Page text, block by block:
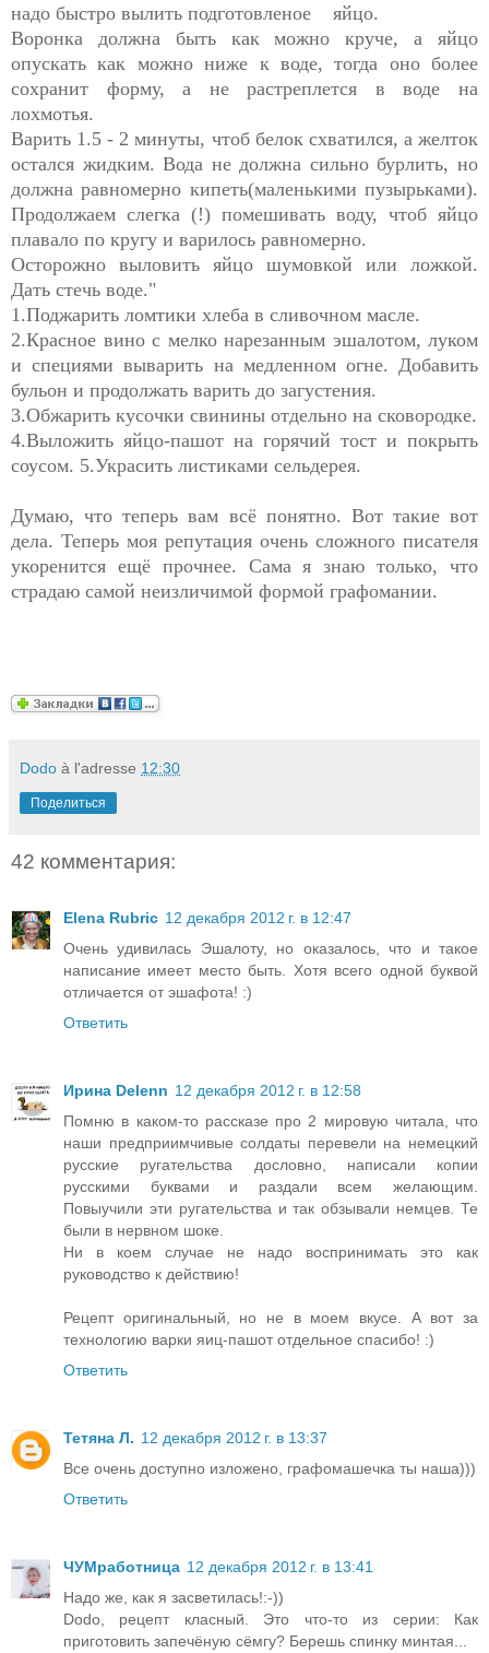
надо быстро вылить подготовленое яйцо.
Воронка должна быть как можно круче, а яйцо
опускать как можно ниже к воде, тогда оно более
сохранит форму, а не растреплется в воде на
лохмотья.
Варить 1.5 - 2 минуты, чтоб белок схватился, а желток
остался жидким. Вода не должна сильно бурлить, но
должна равномерно кипеть(маленькими пузырьками).
Продолжаем слегка (!) помешивать воду, чтоб яйцо
плавало по кругу и варилось равномерно.
Осторожно выловить яйцо шумовкой или ложкой.
Дать стечь воде."
1.Поджарить ломтики хлеба в сливочном масле.
2.Красное вино с мелко нарезанным эшалотом, луком
и специями выварить на медленном огне. Добавить
бульон и продолжать варить до загустения.
3.Обжарить кусочки свинины отдельно на сковородке.
4.Выложить яйцо-пашот на горячий тост и покрыть
соусом. 5.Украсить листиками сельдерея.
Думаю, что теперь вам всё понятно. Вот такие вот
дела. Теперь моя репутация очень сложного писателя
укоренится ещё прочнее. Сама я знаю только, что
страдаю самой неизличимой формой графомании.
Dodo à l'adresse 12:30
Поделиться
42 комментария:
Elena Rubric 12 декабря 2012 г. в 12:47
Очень удивилась Эшалоту, но оказалось, что и такое
написание имеет место быть. Хотя всего одной буквой
отличается от эшафота! :)
Ответить
Ирина Delenn 12 декабря 2012 г. в 12:58
Помню в каком-то рассказе про 2 мировую читала, что
наши предприимчивые солдаты перевели на немецкий
русские ругательства дословно, написали копии
русскими буквами и раздали всем желающим.
Повыучили эти ругательства и так обзывали немцев. Те
были в нервном шоке.
Ни в коем случае не надо воспринимать это как
руководство к действию!
Рецепт оригинальный, но не в моем вкусе. А вот за
технологию варки яиц-пашот отдельное спасибо! :)
Ответить
Тетяна Л. 12 декабря 2012 г. в 13:37
Все очень доступно изложено, графомашечка ты наша)))
Ответить
ЧУМработница 12 декабря 2012 г. в 13:41
Надо же, как я засветилась!:-))
Dodo, рецепт класный. Это что-то из серии: Как
приготовить запечёную сёмгу? Берешь спинку минтая...